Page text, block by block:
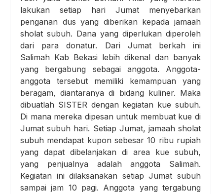
lakukan setiap hari Jumat menyebarkan
penganan dus yang diberikan kepada jamaah
sholat subuh. Dana yang diperlukan diperoleh
dari para donatur. Dari Jumat berkah ini
Salimah Kab Bekasi lebih dikenal dan banyak
yang bergabung sebagai anggota. Anggota-
anggota tersebut memiliki kemampuan yang
beragam, diantaranya di bidang kuliner. Maka
dibuatlah SISTER dengan kegiatan kue subuh.
Di mana mereka dipesan untuk membuat kue di
Jumat subuh hari. Setiap Jumat, jamaah sholat
subuh mendapat kupon sebesar 10 ribu rupiah
yang dapat dibelanjakan di area kue subuh,
yang penjualnya adalah anggota Salimah.
Kegiatan ini dilaksanakan setiap Jumat subuh
sampai jam 10 pagi. Anggota yang tergabung